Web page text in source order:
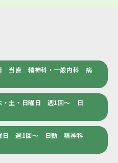
日 当直 精神科・一般内科 病
・土・日曜日 週1回～ 日
曜日 週1回～ 日勤 精神科